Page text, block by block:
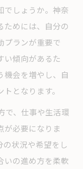
でしょうか。神奈
ためには、自分の
プランが重要で
い傾向があるた
機会を増やし、自
となります。
で、仕事や生活環
が必要になりま
の状況や希望をし
いの進め方を柔軟